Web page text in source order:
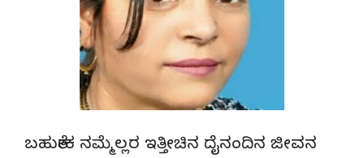
ಬಹುತೇಕ ನಮ್ಮೆಲ್ಲರ ಇತ್ತೀಚಿನ ದೈನಂದಿನ ಜೀವನ